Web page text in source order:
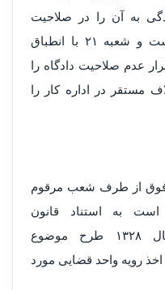
به آن را در صلاحیت
محاکم عمومی تشخیص داده است و شعبه ۲۱ با انطباق
قانون کار قرار عدم صلاحیت دادگاه را
مستقر در اداره کار را
فوق از طرف شعب مرقوم
به استناد قانون
و‌حدت‌رو‌یه قضایی مصوب سال ۱۳۲۸ طرح موضوع
رو‌یه و‌احد قضایی مورد